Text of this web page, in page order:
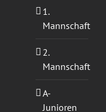
1.
Mannschaft
2.
Mannschaft
A-
Junioren